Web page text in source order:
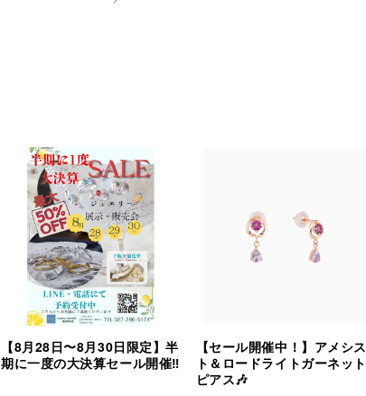
【8月28日〜8月30日限定】半
期に一度の大決算セール開催‼︎
【セール開催中！】アメシス
ト＆ロードライトガーネット
ピアス🎶